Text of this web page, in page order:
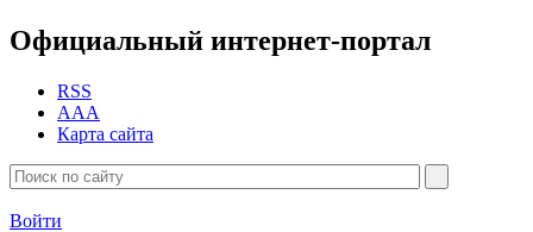
Официальный интернет-портал
RSS
AAA
Карта сайта
Войти